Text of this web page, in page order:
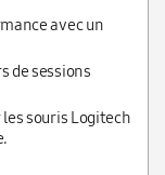
avec un
de sessions
souris Logitech